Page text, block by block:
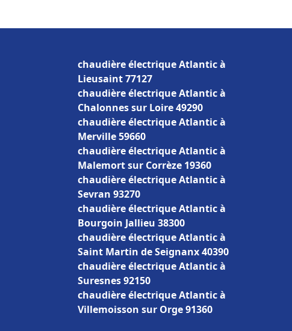
chaudière électrique Atlantic à
Lieusaint 77127
chaudière électrique Atlantic à
Chalonnes sur Loire 49290
chaudière électrique Atlantic à
Merville 59660
chaudière électrique Atlantic à
Malemort sur Corrèze 19360
chaudière électrique Atlantic à
Sevran 93270
chaudière électrique Atlantic à
Bourgoin Jallieu 38300
chaudière électrique Atlantic à
Saint Martin de Seignanx 40390
chaudière électrique Atlantic à
Suresnes 92150
chaudière électrique Atlantic à
Villemoisson sur Orge 91360